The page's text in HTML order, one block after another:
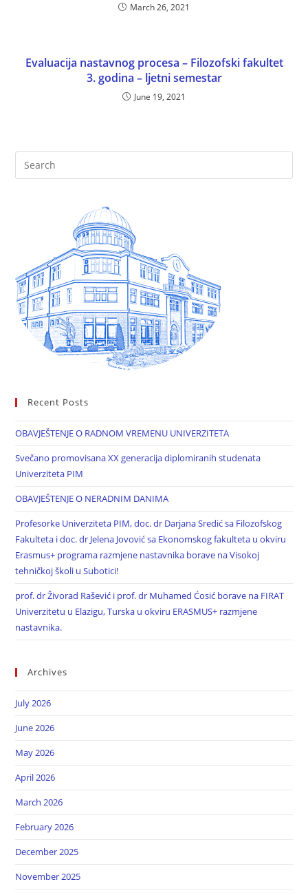
March 26, 2021
Evaluacija nastavnog procesa – Filozofski fakultet
3. godina – ljetni semestar
June 19, 2021
Recent Posts
OBAVJEŠTENJE O RADNOM VREMENU UNIVERZITETA
Svečano promovisana XX generacija diplomiranih studenata
Univerziteta PIM
OBAVJEŠTENJE O NERADNIM DANIMA
Profesorke Univerziteta PIM, doc. dr Darjana Sredić sa Filozofskog
Fakulteta i doc. dr Jelena Jovović sa Ekonomskog fakulteta u okviru
Erasmus+ programa razmjene nastavnika borave na Visokoj
tehničkoj školi u Subotici!
prof. dr Živorad Rašević i prof. dr Muhamed Ćosić borave na FIRAT
Univerzitetu u Elazigu, Turska u okviru ERASMUS+ razmjene
nastavnika.
Archives
July 2026
June 2026
May 2026
April 2026
March 2026
February 2026
December 2025
November 2025